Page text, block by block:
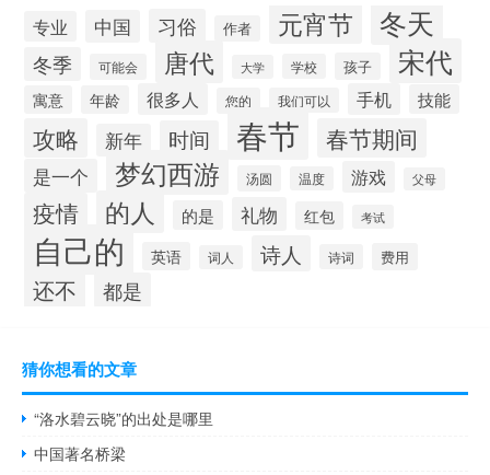
专业 中国 习俗 作者 元宵节 冬天
冬季 可能会 唐代 大学 学校 孩子 宋代
寓意 年龄 很多人 您的 我们可以 手机 技能
攻略 新年 时间 春节 春节期间
是一个 梦幻西游 汤圆 温度 游戏 父母
疫情 的人 的是 礼物 红包 考试
自己的 英语 词人 诗人 诗词 费用
还不 都是
猜你想看的文章
“洛水碧云晓”的出处是哪里
中国著名桥梁